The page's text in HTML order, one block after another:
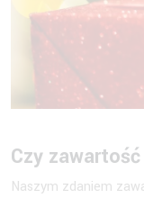
Czy
Naszym zdaniem